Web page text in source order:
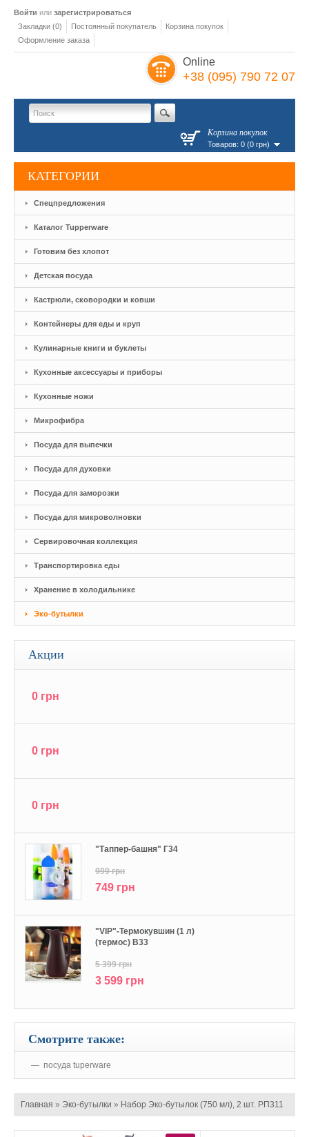
Войти или зарегистрироваться
Закладки (0)
Постоянный покупатель
Корзина покупок
Оформление заказа
Online
+38 (095) 790 72 07
Корзина покупок
Товаров: 0 (0 грн)
КАТЕГОРИИ
Спецпредложения
Каталог Tupperware
Готовим без хлопот
Детская посуда
Кастрюли, сковородки и ковши
Контейнеры для еды и круп
Кулинарные книги и буклеты
Кухонные аксессуары и приборы
Кухонные ножи
Микрофибра
Посуда для выпечки
Посуда для духовки
Посуда для заморозки
Посуда для микроволновки
Сервировочная коллекция
Транспортировка еды
Хранение в холодильнике
Эко-бутылки
Акции
0 грн
0 грн
0 грн
"Tаппер-башня" Г34
999 грн
749 грн
"VIP"-Термокувшин (1 л)
(термос) В33
5 399 грн
3 599 грн
Смотрите также:
посуда tuperware
Главная » Эко-бутылки » Набор Эко-бутылок (750 мл), 2 шт. РП311